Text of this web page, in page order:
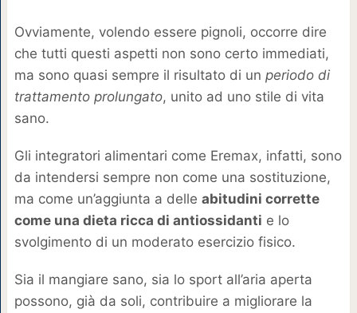
Ovviamente, volendo essere pignoli, occorre dire
che tutti questi aspetti non sono certo immediati,
ma sono quasi sempre il risultato di un periodo di
trattamento prolungato, unito ad uno stile di vita
sano.
Gli integratori alimentari come Eremax, infatti, sono
da intendersi sempre non come una sostituzione,
ma come un’aggiunta a delle abitudini corrette
come una dieta ricca di antiossidanti e lo
svolgimento di un moderato esercizio fisico.
Sia il mangiare sano, sia lo sport all’aria aperta
possono, già da soli, contribuire a migliorare la